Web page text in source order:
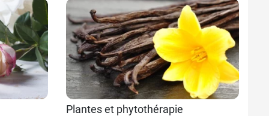
6,19 €
15,89 €
Plantes et phytothérapie